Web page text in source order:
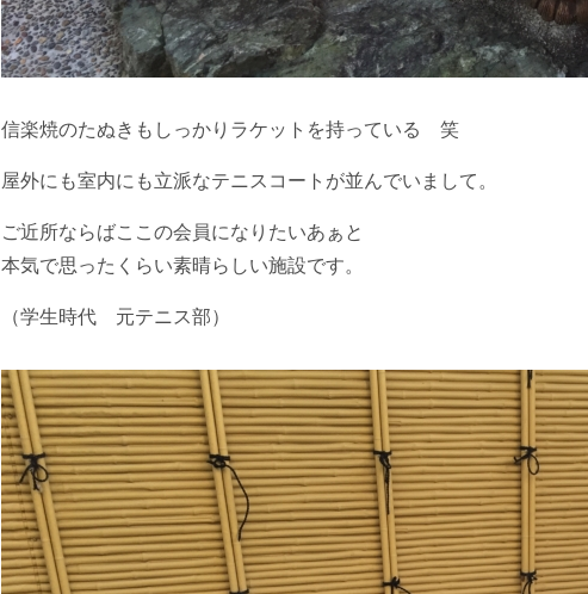
信楽焼のたぬきもしっかりラケットを持っている 笑
屋外にも室内にも立派なテニスコートが並んでいまして。
ご近所ならばここの会員になりたいあぁと
本気で思ったくらい素晴らしい施設です。
（学生時代 元テニス部）